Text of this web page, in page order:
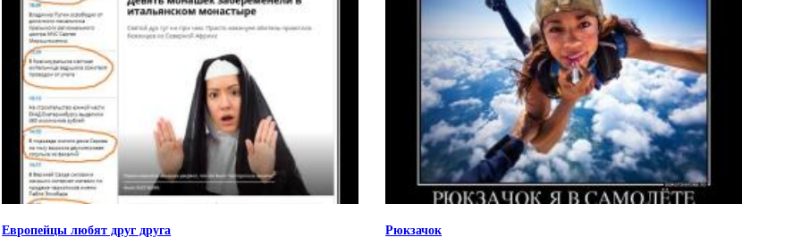
Европейцы любят друг друга Рюкзачок